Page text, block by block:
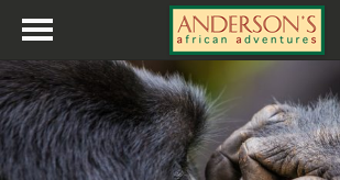
Toggle
navigation